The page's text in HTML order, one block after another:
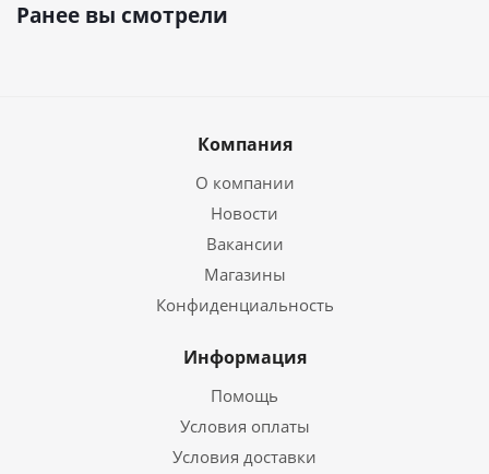
Ранее вы смотрели
Компания
О компании
Новости
Вакансии
Магазины
Конфиденциальность
Информация
Помощь
Условия оплаты
Условия доставки